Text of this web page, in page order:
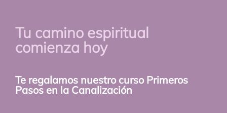
Tu camino espiritual
comienza hoy
Te regalamos nuestro curso Primeros
Pasos en la Canalización